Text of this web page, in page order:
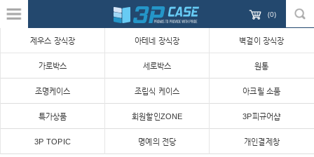
(0)
제우스 장식장 아테네 장식장 벽걸이 장식장
가로박스 세로박스 원통
조명케이스 조립식 케이스 아크릴 소품
특가상품 회원할인ZONE 3P피규어샵
3P TOPIC 명예의 전당 개인결제창